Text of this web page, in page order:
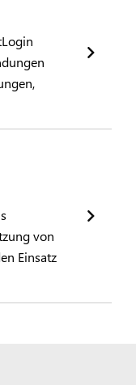
von
Einsatz